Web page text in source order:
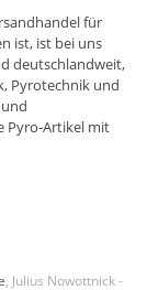
für
ist, ist bei uns
deutschlandweit,
, Pyrotechnik und
Pyro-Artikel mit
, Julius Nowottnick -